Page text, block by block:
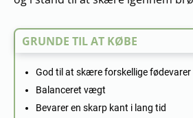
GRUNDE TIL AT KØBE
God til at skære forskellige fødevarer
Balanceret vægt
Bevarer en skarp kant i lang tid